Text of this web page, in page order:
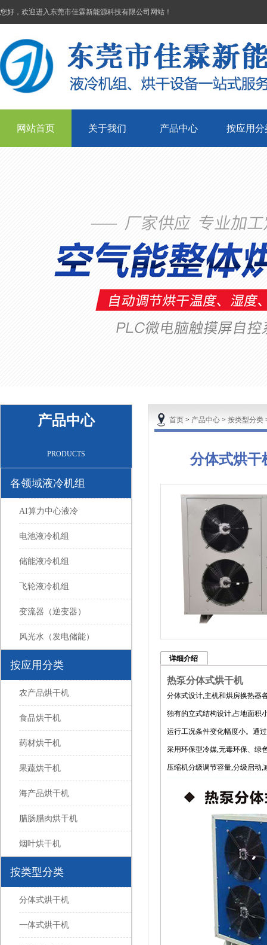
您好，欢迎进入东莞市佳霖新能源科技有限公司网站！
网站首页 关于我们 产品中心 按应用分
产品中心
PRODUCTS
各领域液冷机组
AI算力中心液冷
电池液冷机组
储能液冷机组
飞轮液冷机组
变流器（逆变器）
风光水（发电储能）
按应用分类
农产品烘干机
食品烘干机
药材烘干机
果蔬烘干机
海产品烘干机
腊肠腊肉烘干机
烟叶烘干机
按类型分类
分体式烘干机
一体式烘干机
首页 > 产品中心 > 按类型分类
分体式烘干
详细介绍
热泵分体式烘干机
分体式设计,主机和烘房换热器
独有的立式结构设计,占地面积
运行工况条件变化幅度小。通
采用环保型冷媒,无毒环保、绿
压缩机分级调节容量,分级启动